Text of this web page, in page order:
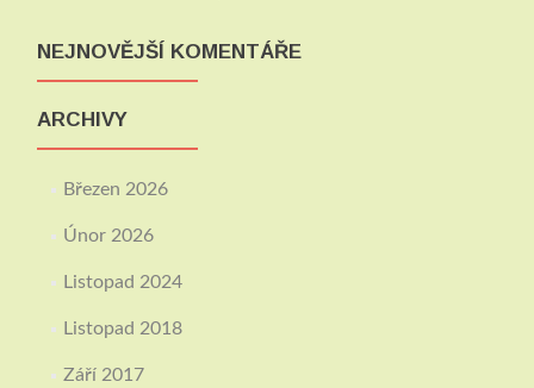
NEJNOVĚJŠÍ KOMENTÁŘE
ARCHIVY
Březen 2026
Únor 2026
Listopad 2024
Listopad 2018
Září 2017